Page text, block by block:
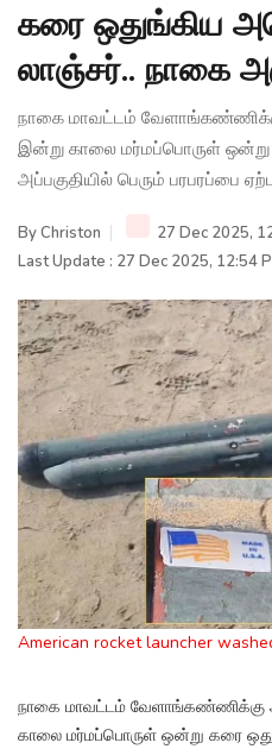
கரை ஒதுங்கிய
லாஞ்சர்.. நாகை
நாகை மாவட்டம்
இன்று காலை மர்மப்பொருள்
அப்பகுதியில் பெரும் பரபரப்பை
ByChriston
27 Dec 2025,
Last Update : 27 Dec 2025, 12:54
American rocket launcher
நாகை மாவட்டம் வேளாங்கண்ணிக்கு
காலை மர்மப்பொருள் ஒன்று கரை